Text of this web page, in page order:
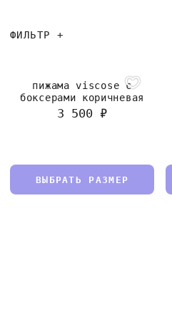
ФИЛЬТР +
3 500 ₽
пижама viscose с
боксерами коричневая
ВЫБРАТЬ РАЗМЕР